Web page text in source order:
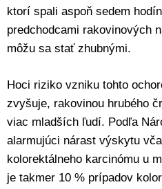
ktorí spali aspoň sedem
predchodcami rakovinových
môžu sa stať zhubnými.
Hoci riziko vzniku tohto
zvyšuje, rakovinou hrubého
viac mladších ľudí. Podľa
alarmujúci nárast výskytu
kolorektálneho karcinómu u
je takmer 10 % prípadov